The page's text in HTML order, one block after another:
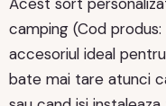
camping (Cod
accesoriul ideal
bate mai tare atunci